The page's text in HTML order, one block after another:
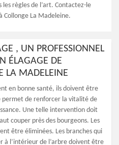
règles de l’art. Contactez-le
Collonge La Madeleine.
, UN PROFESSIONNEL
ÉLAGAGE DE
LA MADELEINE
en bonne santé, ils doivent être
de renforcer la vitalité de
Une telle intervention doit
couper près des bourgeons. Les
être éliminées. Les branches qui
l’intérieur de l’arbre doivent être